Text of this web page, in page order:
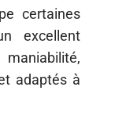
certaines
excellent
adaptés à